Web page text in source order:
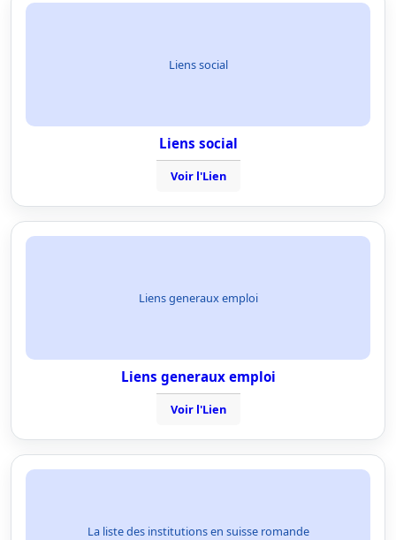
Liens social
Liens social
Voir l'Lien
Liens generaux emploi
Liens generaux emploi
Voir l'Lien
La liste des institutions en suisse romande